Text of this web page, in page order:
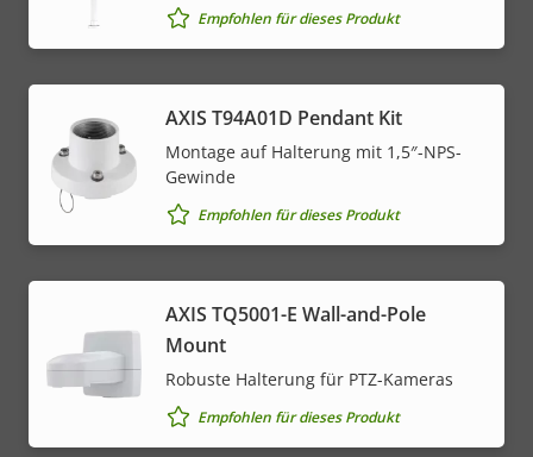
Empfohlen für dieses Produkt
AXIS T94A01D Pendant Kit
Montage auf Halterung mit 1,5″-NPS-
Gewinde
Empfohlen für dieses Produkt
AXIS TQ5001-E Wall-and-Pole
Mount
Robuste Halterung für PTZ-Kameras
Empfohlen für dieses Produkt